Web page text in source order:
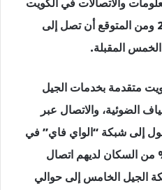
22.48 مليار دولار في عام 2023 ومن المتوقع أن تصل إلى
متقدمة بخدمات الجيل
الضوئية، والاتصال عبر
إلى شبكة “الواي فاي” في
أنحاء البلاد. كما أن 99.4% من السكان لديهم اتصال
الجيل الخامس إلى حوالي